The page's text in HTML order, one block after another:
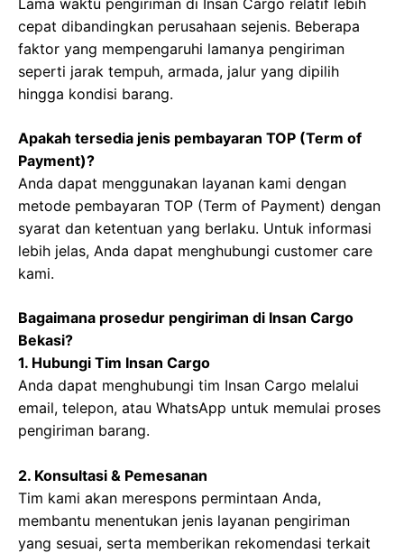
Lama waktu pengiriman di Insan Cargo relatif lebih
cepat dibandingkan perusahaan sejenis. Beberapa
faktor yang mempengaruhi lamanya pengiriman
seperti jarak tempuh, armada, jalur yang dipilih
hingga kondisi barang.
Apakah tersedia jenis pembayaran TOP (Term of
Payment)?
Anda dapat menggunakan layanan kami dengan
metode pembayaran TOP (Term of Payment) dengan
syarat dan ketentuan yang berlaku. Untuk informasi
lebih jelas, Anda dapat menghubungi customer care
kami.
Bagaimana prosedur pengiriman di Insan Cargo
Bekasi?
1. Hubungi Tim Insan Cargo
Anda dapat menghubungi tim Insan Cargo melalui
email, telepon, atau WhatsApp untuk memulai proses
pengiriman barang.
2. Konsultasi & Pemesanan
Tim kami akan merespons permintaan Anda,
membantu menentukan jenis layanan pengiriman
yang sesuai, serta memberikan rekomendasi terkait